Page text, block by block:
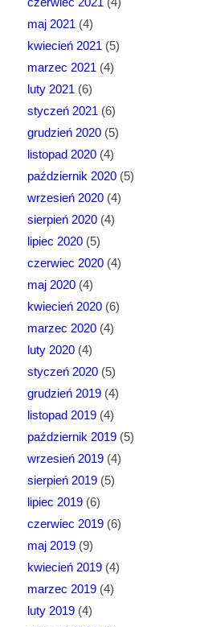
maj 2021 (4)
kwiecień 2021 (5)
marzec 2021 (4)
luty 2021 (6)
styczeń 2021 (6)
grudzień 2020(5)
listopad 2020(4)
październik 2020(5)
wrzesień 2020(4)
sierpień 2020(4)
lipiec 2020(5)
czerwiec 2020(4)
maj 2020(4)
kwiecień 2020(6)
marzec 2020(4)
luty 2020(4)
styczeń 2020(5)
grudzień 2019(4)
listopad 2019(4)
październik 2019(5)
wrzesień 2019(4)
sierpień 2019(5)
lipiec 2019(6)
czerwiec 2019(6)
maj 2019(9)
kwiecień 2019(4)
marzec 2019(4)
luty 2019(4)